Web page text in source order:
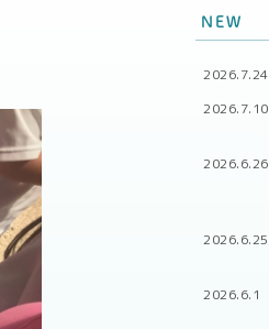
NEW
2026.7.24
2026.7.10
2026.6.26
2026.6.25
2026.6.1